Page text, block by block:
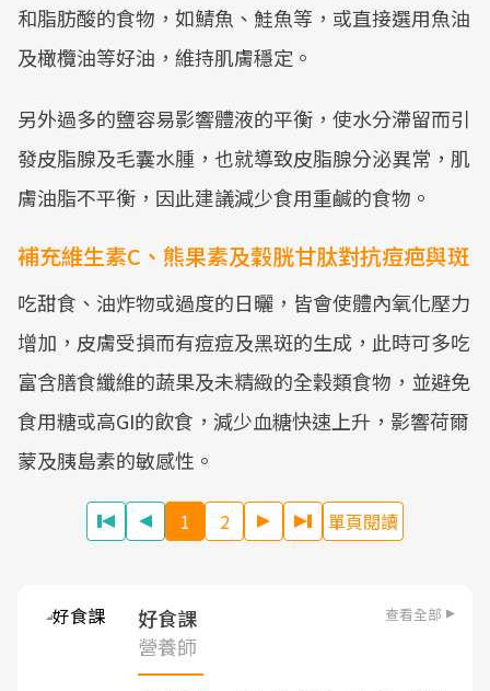
和脂肪酸的食物，如鯖魚、鮭魚等，或直接選用魚油
及橄欖油等好油，維持肌膚穩定。
另外過多的鹽容易影響體液的平衡，使水分滯留而引
發皮脂腺及毛囊水腫，也就導致皮脂腺分泌異常，肌
膚油脂不平衡，因此建議減少食用重鹹的食物。
補充維生素C、熊果素及穀胱甘肽對抗痘疤與斑
吃甜食、油炸物或過度的日曬，皆會使體內氧化壓力
增加，皮膚受損而有痘痘及黑斑的生成，此時可多吃
富含膳食纖維的蔬果及未精緻的全穀類食物，並避免
食用糖或高GI的飲食，減少血糖快速上升，影響荷爾
蒙及胰島素的敏感性。
1 2 單頁閱讀
好食課 查看全部
營養師